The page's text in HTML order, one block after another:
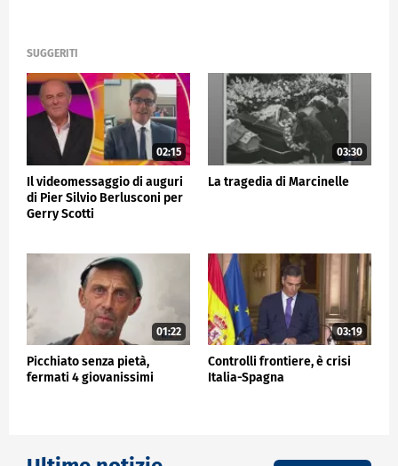
SUGGERITI
02:15
Il videomessaggio di auguri
di Pier Silvio Berlusconi per
Gerry Scotti
03:30
La tragedia di Marcinelle
01:22
Picchiato senza pietà,
fermati 4 giovanissimi
03:19
Controlli frontiere, è crisi
Italia-Spagna